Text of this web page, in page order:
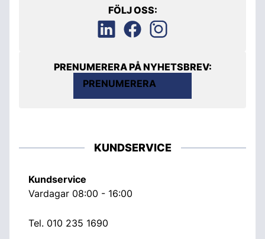
FÖLJ OSS:
PRENUMERERA PÅ NYHETSBREV:
PRENUMERERA
KUNDSERVICE
Kundservice
Vardagar 08:00 - 16:00
Tel. 010 235 1690